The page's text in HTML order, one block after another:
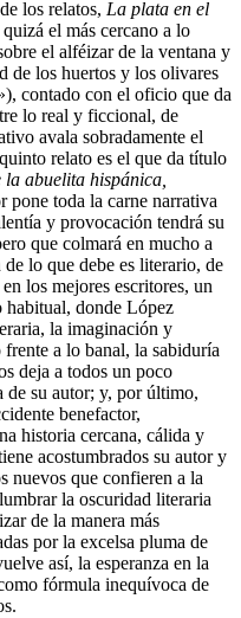
los relatos, La plata en el
el más cercano a lo
el alféizar de la ventana y
de los huertos y los olivares
contado con el oficio que da
lo real y ficcional, de
avala sobradamente el
relato es el que da título
abuelita hispánica,
pone toda la carne narrativa
y provocación tendrá su
que colmará en mucho a
lo que debe es literario, de
los mejores escritores, un
habitual, donde López
la imaginación y
a lo banal, la sabiduría
deja a todos un poco
de su autor; y, por último,
benefactor,
historia cercana, cálida y
acostumbrados su autor y
nuevos que confieren a la
la oscuridad literaria
de la manera más
por la excelsa pluma de
así, la esperanza en la
fórmula inequívoca de